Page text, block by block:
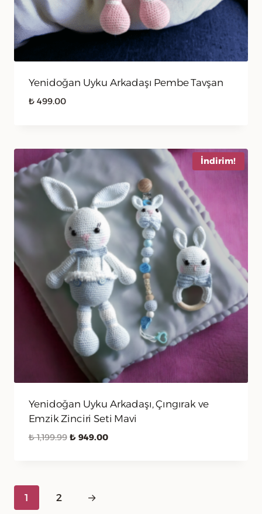
Yenidoğan Uyku Arkadaşı Pembe Tavşan
₺499.00
İndirim!
Yenidoğan Uyku Arkadaşı, Çıngırak ve
Emzik Zinciri Seti Mavi
₺1,199.99 Orijinal
₺949.00Şu
1 2 →